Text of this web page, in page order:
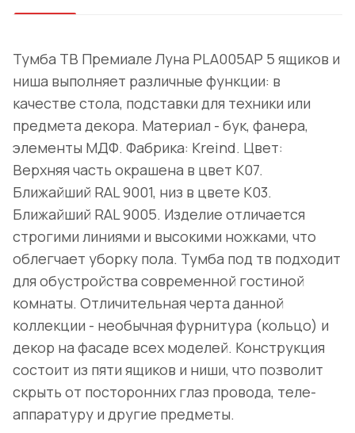
Тумба ТВ Премиале Луна PLA005AP 5 ящиков и
ниша выполняет различные функции: в
качестве стола, подставки для техники или
предмета декора. Материал - бук, фанера,
элементы МДФ. Фабрика: Kreind. Цвет:
Верхняя часть окрашена в цвет K07.
Ближайший RAL 9001, низ в цвете K03.
Ближайший RAL 9005. Изделие отличается
строгими линиями и высокими ножками, что
облегчает уборку пола. Тумба под тв подходит
для обустройства современной гостиной
комнаты. Отличительная черта данной
коллекции - необычная фурнитура (кольцо) и
декор на фасаде всех моделей. Конструкция
состоит из пяти ящиков и ниши, что позволит
скрыть от посторонних глаз провода, теле-
аппаратуру и другие предметы.